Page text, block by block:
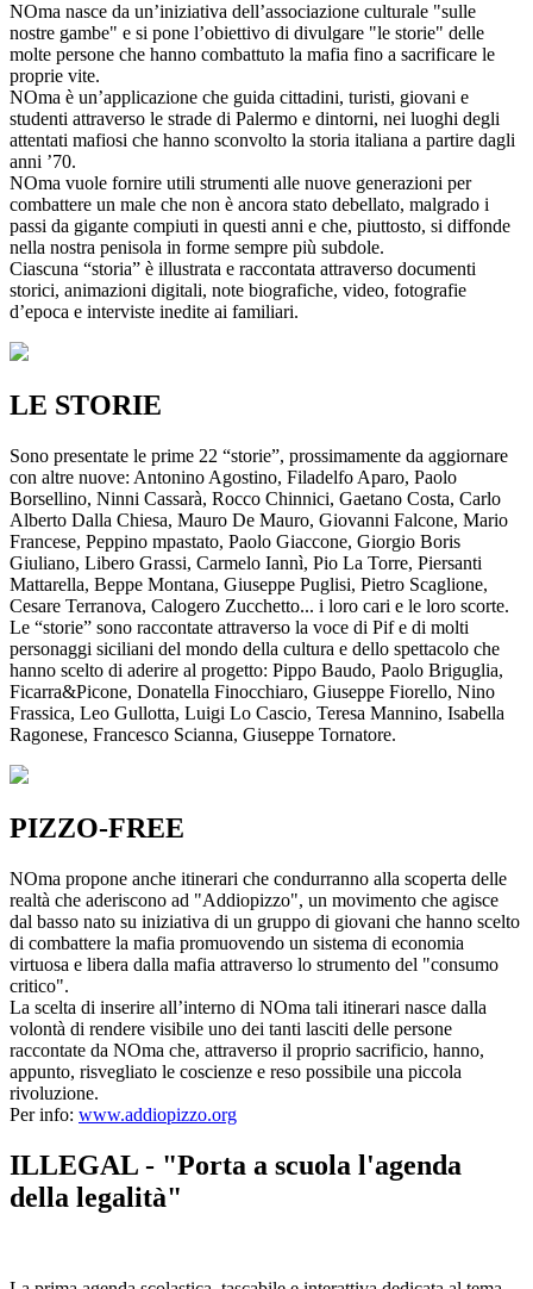
NOma nasce da un’iniziativa dell’associazione culturale "sulle
nostre gambe" e si pone l’obiettivo di divulgare "le storie" delle
molte persone che hanno combattuto la mafia fino a sacrificare le
proprie vite.
NOma è un’applicazione che guida cittadini, turisti, giovani e
studenti attraverso le strade di Palermo e dintorni, nei luoghi degli
attentati mafiosi che hanno sconvolto la storia italiana a partire dagli
anni ’70.
NOma vuole fornire utili strumenti alle nuove generazioni per
combattere un male che non è ancora stato debellato, malgrado i
passi da gigante compiuti in questi anni e che, piuttosto, si diffonde
nella nostra penisola in forme sempre più subdole.
Ciascuna “storia” è illustrata e raccontata attraverso documenti
storici, animazioni digitali, note biografiche, video, fotografie
d’epoca e interviste inedite ai familiari.
LE STORIE
Sono presentate le prime 22 “storie”, prossimamente da aggiornare
con altre nuove: Antonino Agostino, Filadelfo Aparo, Paolo
Borsellino, Ninni Cassarà, Rocco Chinnici, Gaetano Costa, Carlo
Alberto Dalla Chiesa, Mauro De Mauro, Giovanni Falcone, Mario
Francese, Peppino mpastato, Paolo Giaccone, Giorgio Boris
Giuliano, Libero Grassi, Carmelo Iannì, Pio La Torre, Piersanti
Mattarella, Beppe Montana, Giuseppe Puglisi, Pietro Scaglione,
Cesare Terranova, Calogero Zucchetto... i loro cari e le loro scorte.
Le “storie” sono raccontate attraverso la voce di Pif e di molti
personaggi siciliani del mondo della cultura e dello spettacolo che
hanno scelto di aderire al progetto: Pippo Baudo, Paolo Briguglia,
Ficarra&Picone, Donatella Finocchiaro, Giuseppe Fiorello, Nino
Frassica, Leo Gullotta, Luigi Lo Cascio, Teresa Mannino, Isabella
Ragonese, Francesco Scianna, Giuseppe Tornatore.
PIZZO-FREE
NOma propone anche itinerari che condurranno alla scoperta delle
realtà che aderiscono ad "Addiopizzo", un movimento che agisce
dal basso nato su iniziativa di un gruppo di giovani che hanno scelto
di combattere la mafia promuovendo un sistema di economia
virtuosa e libera dalla mafia attraverso lo strumento del "consumo
critico".
La scelta di inserire all’interno di NOma tali itinerari nasce dalla
volontà di rendere visibile uno dei tanti lasciti delle persone
raccontate da NOma che, attraverso il proprio sacrificio, hanno,
appunto, risvegliato le coscienze e reso possibile una piccola
rivoluzione.
Per info: www.addiopizzo.org
ILLEGAL - "Porta a scuola l'agenda
della legalità"